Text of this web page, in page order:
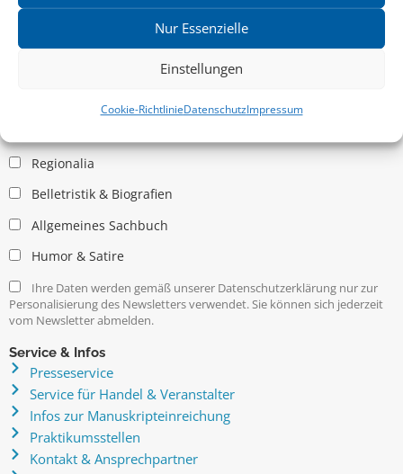
Nur Essenzielle
Einstellungen
Cookie-RichtlinieDatenschutzImpressum
Kritische Theorie / Philosophie
Regionalia
Belletristik & Biografien
Allgemeines Sachbuch
Humor & Satire
Ihre Daten werden gemäß unserer Datenschutzerklärung nur zur
Personalisierung des Newsletters verwendet. Sie können sich jederzeit
vom Newsletter abmelden.
Service & Infos
Presseservice
Service für Handel & Veranstalter
Infos zur Manuskripteinreichung
Praktikumsstellen
Kontakt & Ansprechpartner